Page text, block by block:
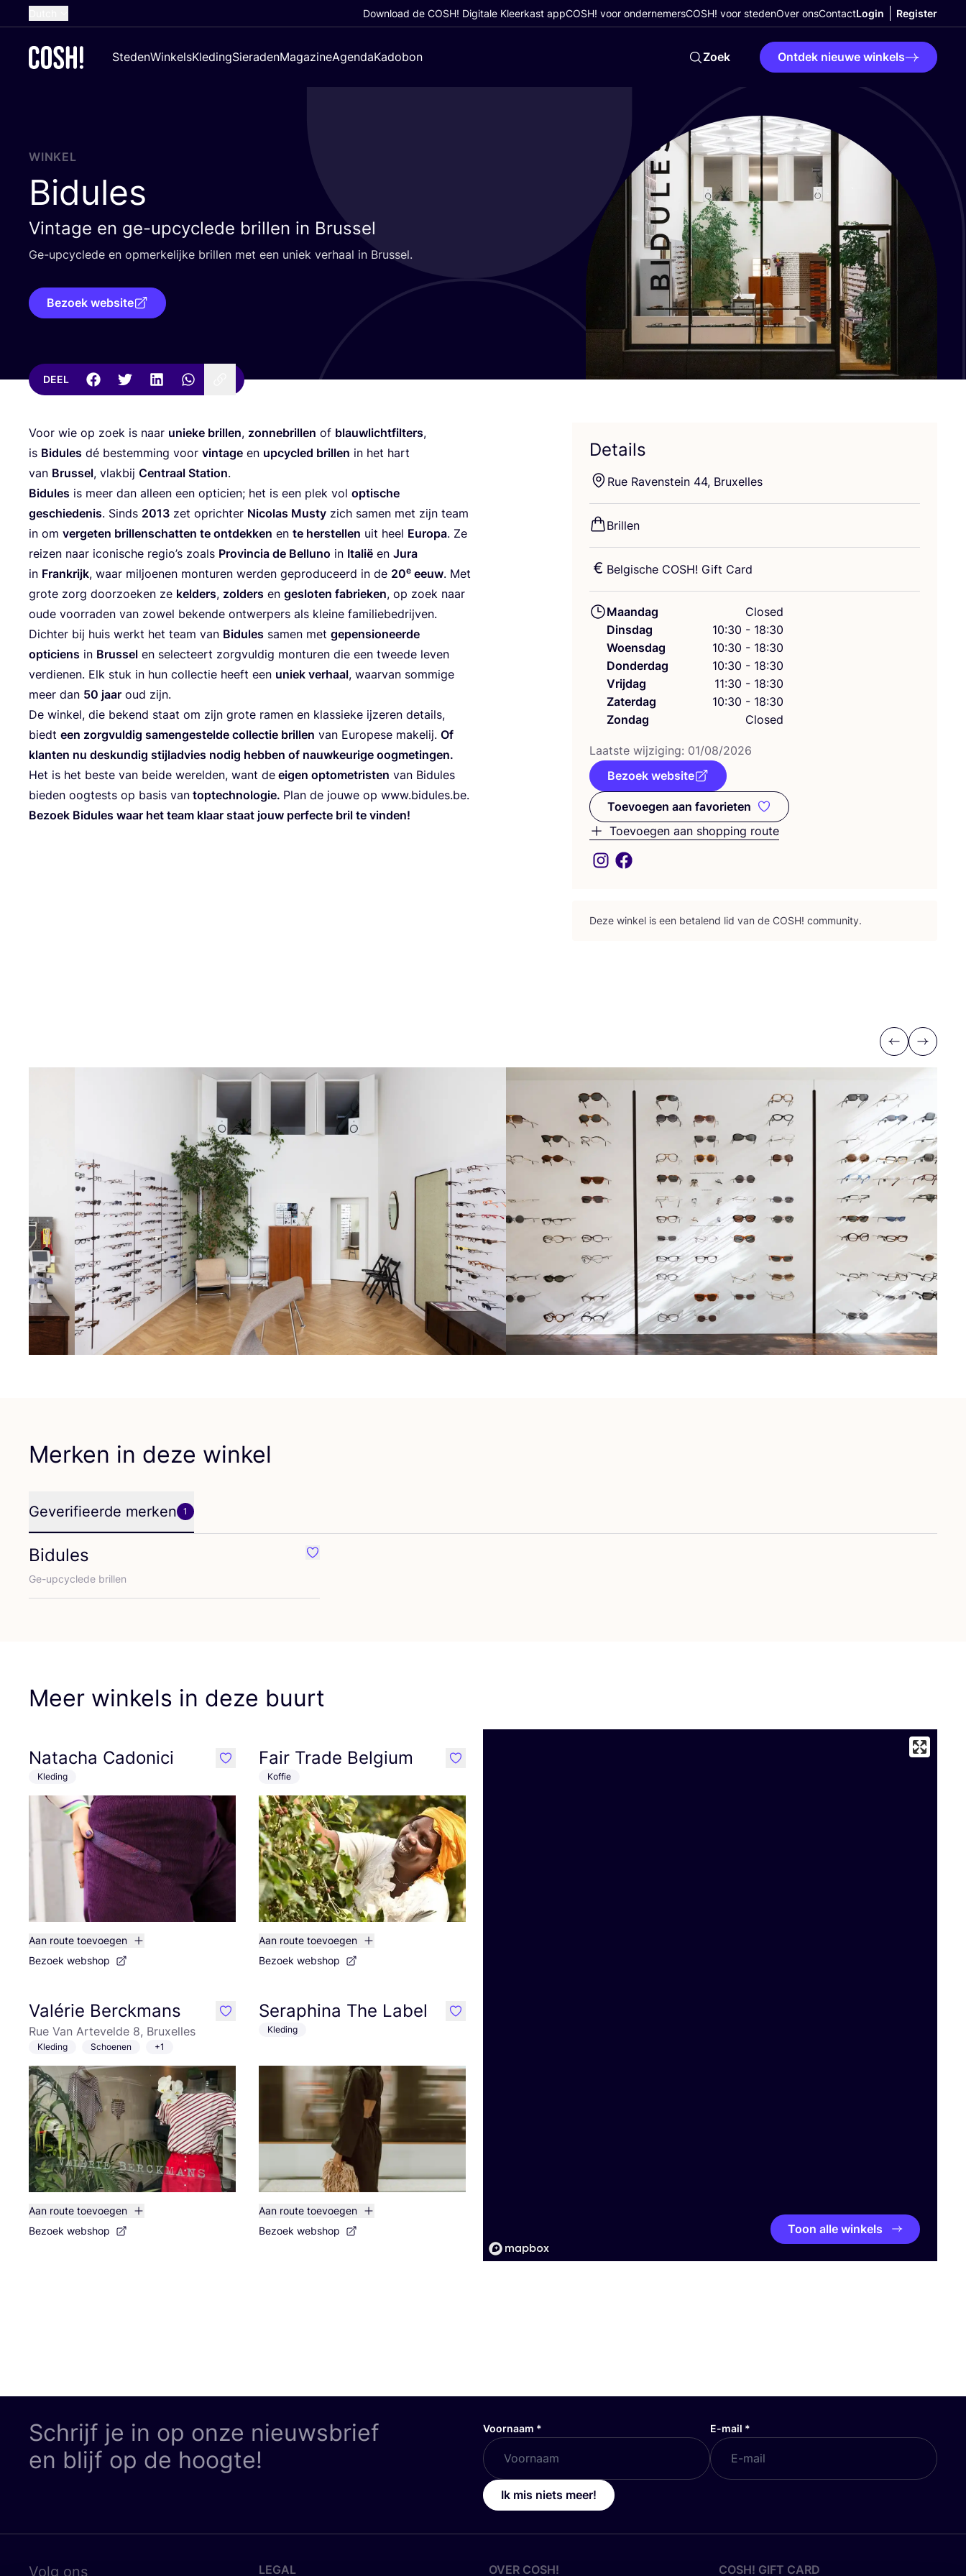
French
Download de COSH! Digitale Kleerkast appCOSH! voor ondernemersCOSH! voor stedenOver onsContactLogin Register
StedenWinkelsKledingSieradenMagazineAgendaKadobon Zoek Ontdek nieuwe winkels
WINKEL
Bidules
Vintage en ge-upcyclede brillen in Brussel
Ge-upcy­cle­de en opmer­ke­lij­ke bril­len met een uniek ver­haal in Brussel.
Bezoek website
DEEL
Voor wie op zoek is naar unie­ke bril­len, zon­ne­bril­len of blauw­licht­fil­ters,
is Bidu­les dé bestem­ming voor vin­ta­ge en upcy­cled bril­len in het hart
van Brus­sel, vlak­bij Cen­traal Sta­ti­on.
Bidu­les is meer dan alleen een opti­cien; het is een plek vol opti­sche
geschie­de­nis. Sinds 2013 zet oprich­ter Nico­las Musty zich samen met zijn team
in om ver­ge­ten bril­len­schat­ten te ont­dek­ken en te her­stel­len uit heel Euro­pa. Ze
rei­zen naar ico­ni­sche regi­o’s zoals Pro­vin­cia de Bel­lu­no in Ita­lië en Jura
in Frank­rijk, waar mil­joe­nen mon­tu­ren wer­den gepro­du­ceerd in de 20e eeuw. Met
gro­te zorg door­zoe­ken ze kel­ders, zol­ders en geslo­ten fabrie­ken, op zoek naar
oude voor­ra­den van zowel beken­de ont­wer­pers als klei­ne familiebedrijven.
Dich­ter bij huis werkt het team van Bidu­les samen met gepen­si­o­neer­de
opti­ciens in Brus­sel en selec­teert zorg­vul­dig mon­tu­ren die een twee­de leven
ver­die­nen. Elk stuk in hun col­lec­tie heeft een uniek ver­haal, waar­van som­mi­ge
meer dan 50 jaar oud zijn.
De win­kel, die bekend staat om zijn gro­te ramen en klas­sie­ke ijze­ren details,
biedt een zorg­vul­dig samen­ge­stel­de col­lec­tie bril­len van Euro­pe­se make­lij. Of
klan­ten nu des­kun­dig stijlad­vies nodig heb­ben of nauw­keu­ri­ge oog­me­tin­gen.
Het is het bes­te van bei­de werel­den, want de eigen opto­me­tris­ten van Bidu­les
bie­den oog­tests op basis van top­tech­no­lo­gie. Plan de jou­we op www​.bidu​les​.be.
Bezoek Bidu­les waar het team klaar staat jouw per­fec­te bril te vin­den!
Details
Rue Raven­stein 44, Bruxelles
Bril­len
Bel­gi­sche COSH! Gift Card
Maandag
Closed
Dinsdag
10:30 - 18:30
Woensdag
10:30 - 18:30
Donderdag
10:30 - 18:30
Vrijdag
11:30 - 18:30
Zaterdag
10:30 - 18:30
Zondag
Closed
Laat­ste wij­zi­ging: 01/08/2026
Bezoek website
Toevoegen aan favorieten
Toevoegen aan favorieten
Toevoegen aan shopping route
Deze win­kel is een beta­lend lid van de COSH! community.
Previous
Next
Merken in deze winkel
Geverifieerde merken 1
Bidules
Ge-upcy­cle­de brillen
Favoriete {naam}
Meer winkels in deze buurt
Natacha Cadonici
Kleding
Aan route toevoegen
Bezoek webshop
like Fair Trade Belgium
Koffie
Aan route toevoegen
Bezoek webshop
like
Valérie Berckmans
Rue Van Artevelde 8, Bruxelles
Kleding Schoenen +1
Aan route toevoegen
Bezoek webshop
like Seraphina The Label
Kleding
Aan route toevoegen
Bezoek webshop
like
Toon alle winkels
Schrijf je in op onze nieuwsbrief
en blijf op de hoogte!
Voornaam * E-mail *
Ik mis niets meer!
Volg ons LEGAL OVER COSH! COSH! GIFT CARD